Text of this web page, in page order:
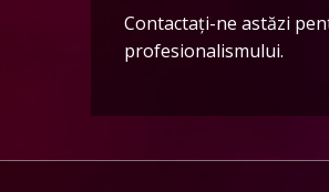
Contactați-ne astăzi
profesionalismului.